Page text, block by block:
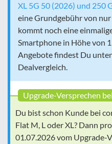
XL 5G 50 (2026) und 250
eine Grundgebühr von
kommt noch eine
Smartphone in Höhe von
Angebote findest Du
Dealvergleich.
Upgrade-Versprechen
Du bist schon Kunde bei
Flat M, L oder XL? Dann
01.07.2026 vom Upgrade-